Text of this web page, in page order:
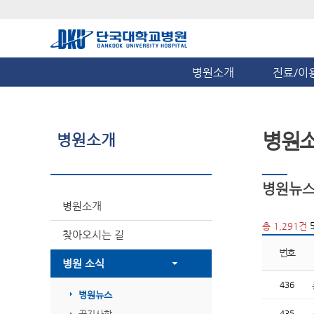
병원소개 진료/이
병원소개
병원소개
찾아오시는 길
병원 소식
병원뉴스
병원
병원뉴
총 1,291건
번호
436